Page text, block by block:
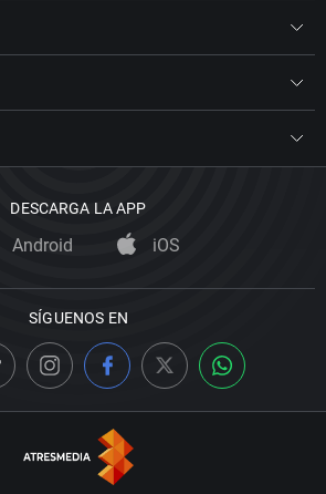
DESCARGA LA APP
Android iOS
SÍGUENOS EN